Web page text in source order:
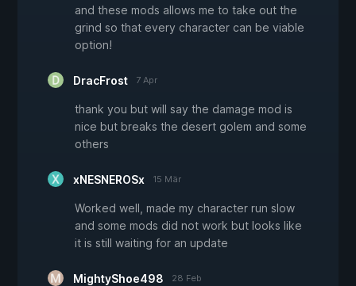
and these mods allows me to take out the
grind so that every character can be viable
option!
DracFrost 7 Apr
thank you but will say the damage mod is
nice but breaks the desert golem and some
others
xNESNEROSx 15 Mär
Worked well, made my character run slow
and some mods did not work but looks like
it is still waiting for an update
MightyShoe498 28 Feb